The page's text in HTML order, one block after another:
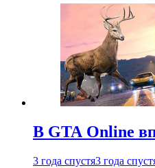
В GTA Online
3 года спустя3 года